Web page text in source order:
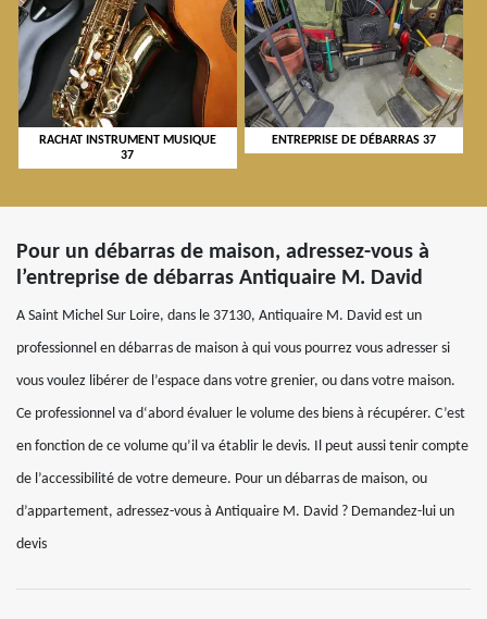
RACHAT INSTRUMENT MUSIQUE
37
ENTREPRISE DE DÉBARRAS 37
Pour un débarras de maison, adressez-vous à
l’entreprise de débarras Antiquaire M. David
A Saint Michel Sur Loire, dans le 37130, Antiquaire M. David est un
professionnel en débarras de maison à qui vous pourrez vous adresser si
vous voulez libérer de l’espace dans votre grenier, ou dans votre maison.
Ce professionnel va d‘abord évaluer le volume des biens à récupérer. C’est
en fonction de ce volume qu’il va établir le devis. Il peut aussi tenir compte
de l’accessibilité de votre demeure. Pour un débarras de maison, ou
d’appartement, adressez-vous à Antiquaire M. David ? Demandez-lui un
devis